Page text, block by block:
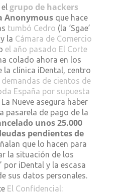
el grupo de hackers
Anonymousque hace
tumbó Cedro (la ‘Sgae’
la Cámara de Comercio
el año pasado El Corte
colado ahora en los
la clínica iDental, centro
de cientos de
España por supuesta
La Nueve asegura haber
pasarela de pago de la
unos 25.000
pendientes de
que lo hacen para
la situación de los
por iDental y la escasa
sus datos personales.
El Confidencial: